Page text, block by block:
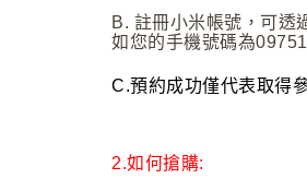
B. 註冊小米帳號，可透
如您的手機號碼為
C.預約成功僅代表取得
2.如何搶購: